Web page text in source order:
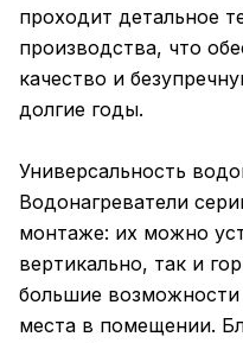
проходит детальное
производства, что
качество и
долгие годы.
Универсальность
Водонагреватели
монтаже: их можно
вертикально, так и
большие
места в помещении.